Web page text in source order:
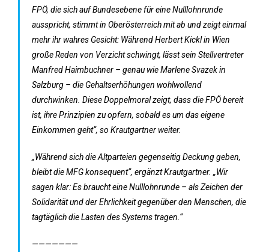
FPÖ, die sich auf Bundesebene für eine Nulllohnrunde
ausspricht, stimmt in Oberösterreich mit ab und zeigt einmal
mehr ihr wahres Gesicht: Während Herbert Kickl in Wien
große Reden von Verzicht schwingt, lässt sein Stellvertreter
Manfred Haimbuchner – genau wie Marlene Svazek in
Salzburg – die Gehaltserhöhungen wohlwollend
durchwinken. Diese Doppelmoral zeigt, dass die FPÖ bereit
ist, ihre Prinzipien zu opfern, sobald es um das eigene
Einkommen geht“, so Krautgartner weiter.
„Während sich die Altparteien gegenseitig Deckung geben,
bleibt die MFG konsequent“, ergänzt Krautgartner. „Wir
sagen klar: Es braucht eine Nulllohnrunde – als Zeichen der
Solidarität und der Ehrlichkeit gegenüber den Menschen, die
tagtäglich die Lasten des Systems tragen.“
———————